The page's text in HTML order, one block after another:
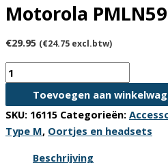
Motorola
€29.95 (€24.75 excl.btw)
Motorola
PMLN5973A
Oortje
aantal
Toevoegen aan
SKU: 16115 Categorieën:
Type M, Oortjes en headsets
Beschrijving